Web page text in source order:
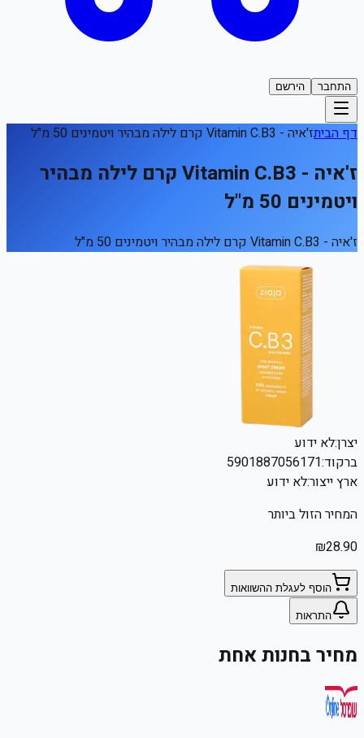
התחבר הירשם
דף הביתז'איה - Vitamin C.B3 קרם לילה מבהיר ויטמינים 50 מ"ל
ז'איה - Vitamin C.B3 קרם לילה מבהיר
ויטמינים 50 מ"ל
ז'איה - Vitamin C.B3 קרם לילה מבהיר ויטמינים 50 מ"ל
יצרן:לא ידוע
ברקוד:5901887056171
ארץ ייצור:לא ידוע
המחיר הזול ביותר
₪28.90
הוסף לעגלת ההשוואות
התראות
מחיר בחנות אחת